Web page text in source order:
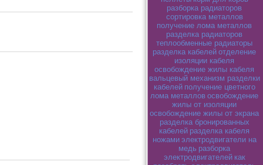
разборка радиаторов
сортировка металлов
получение лома металлов
разделка радиаторов
теплообменные радиаторы
разделка кабелей отделение
изоляции кабеля
освобождение жилы кабеля
вальцевый механизм разделки
кабелей получение цветного
лома металлов освобождение
жилы от изоляции
освобождение жилы от экрана
разделка бронированных
кабелей разделка кабеля
ножами электродвигатели на
медь разборка
электродвигателей как